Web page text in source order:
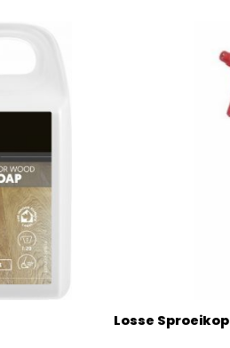
Losse Sproeikop